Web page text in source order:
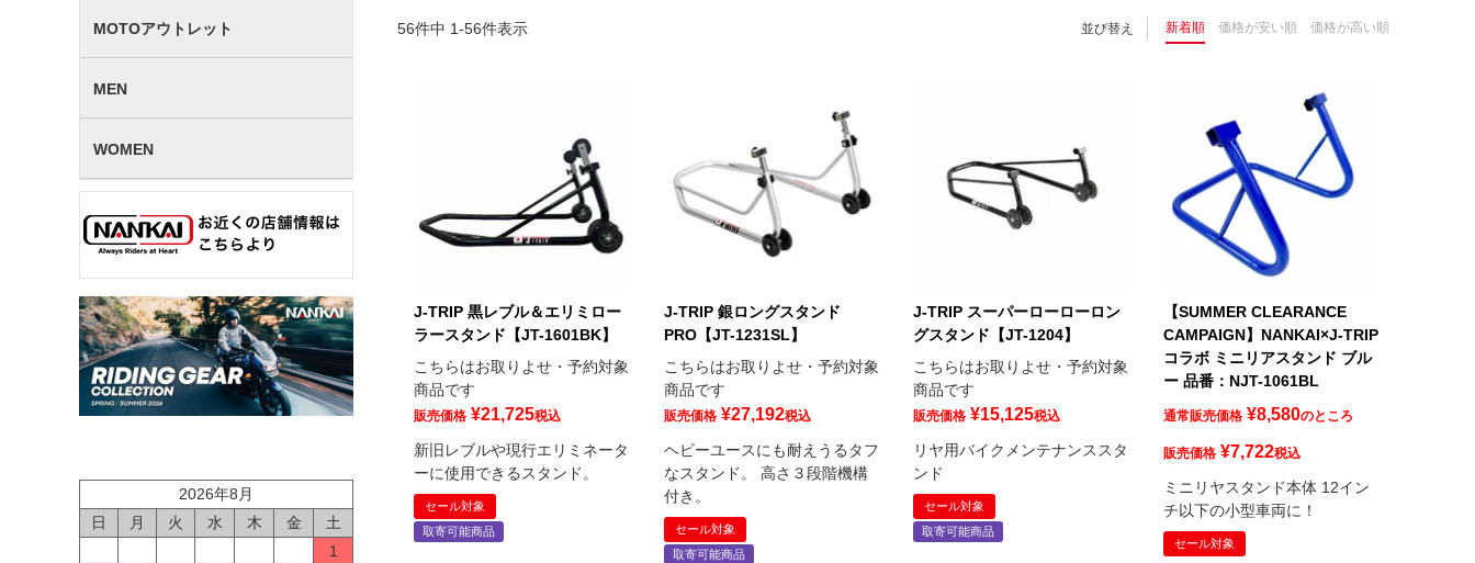
MOTOアウトレット
MEN
WOMEN
2026年8月
日
月 火 水 木 金
土
1
並び替え 新着順 価格が安い順 価格が高い順
56件中 1-56件表示
J-TRIP 黒レブル＆エリミロー
ラースタンド【JT-1601BK】
こちらはお取りよせ・予約対象
商品です
販売価格 ¥21,725税込
新旧レブルや現行エリミネータ
ーに使用できるスタンド。
セール対象
取寄可能商品
J-TRIP 銀ロングスタンド
PRO【JT-1231SL】
こちらはお取りよせ・予約対象
商品です
販売価格 ¥27,192税込
ヘビーユースにも耐えうるタフ
なスタンド。 高さ３段階機構
付き。
セール対象
取寄可能商品
J-TRIP スーパーローローロン
グスタンド【JT-1204】
こちらはお取りよせ・予約対象
商品です
販売価格 ¥15,125税込
リヤ用バイクメンテナンススタ
ンド
セール対象
取寄可能商品
【SUMMER CLEARANCE
CAMPAIGN】NANKAI×J-TRIP
コラボ ミニリアスタンド ブル
ー 品番：NJT-1061BL
通常販売価格 ¥8,580のところ
販売価格 ¥7,722税込
ミニリヤスタンド本体 12イン
チ以下の小型車両に！
セール対象